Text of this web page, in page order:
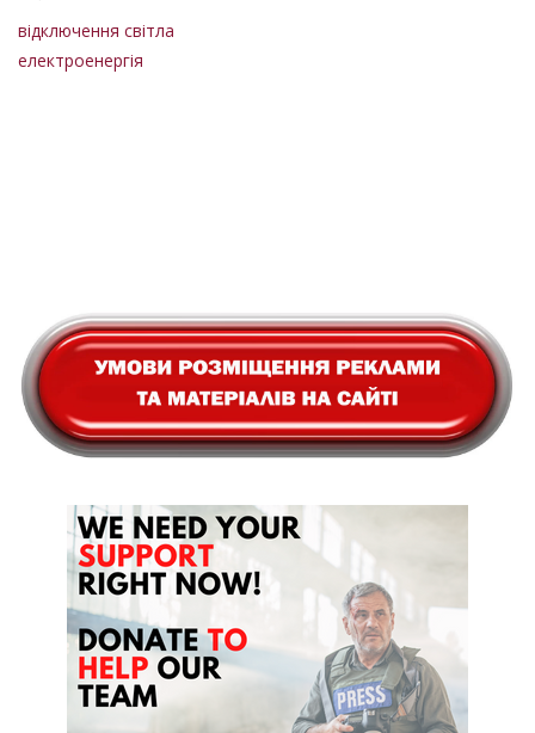
відключення світла
електроенергія